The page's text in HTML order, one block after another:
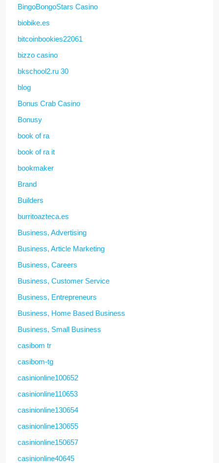
BingoBongoStars Casino
biobike.es
bitcoinbookies22061
bizzo casino
bkschool2.ru 30
blog
Bonus Crab Casino
Bonusy
book of ra
book of ra it
bookmaker
Brand
Builders
burritoazteca.es
Business, Advertising
Business, Article Marketing
Business, Careers
Business, Customer Service
Business, Entrepreneurs
Business, Home Based Business
Business, Small Business
casibom tr
casibom-tg
casinionline100652
casinionline110653
casinionline130654
casinionline130655
casinionline150657
casinionline40645